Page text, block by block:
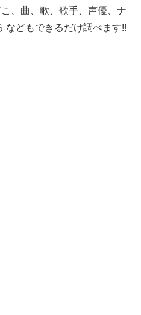
、曲、歌、歌手、声優、ナ
などもできるだけ調べます!!